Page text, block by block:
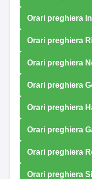
Orari preghiera
Orari preghiera
Orari preghiera
Orari preghiera
Orari preghiera
Orari preghiera
Orari preghiera
Orari preghiera